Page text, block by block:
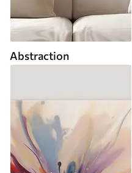
Abstraction